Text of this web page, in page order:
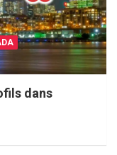
dans